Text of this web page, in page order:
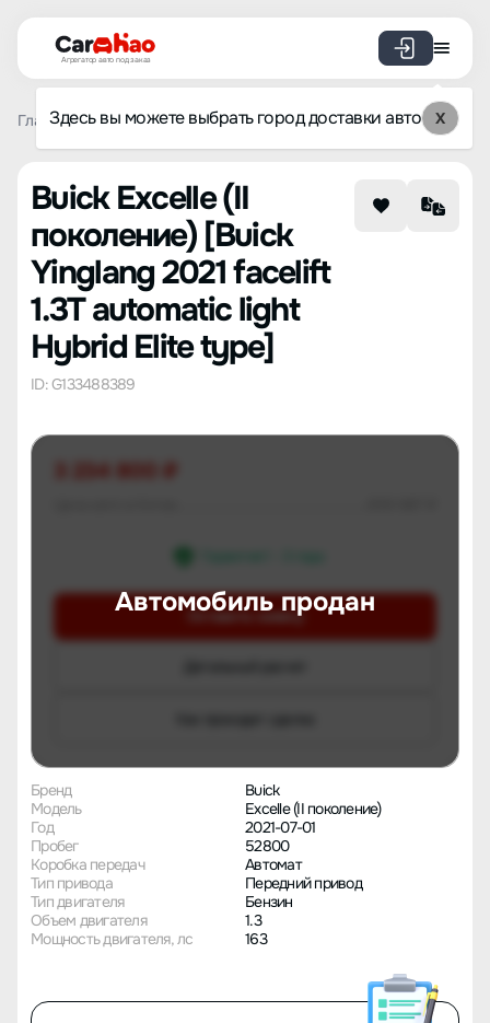
Агрегатор авто под заказ
Здесь вы можете выбрать город доставки авто X
Главная Список брендов Buick Excelle (II поколение)
Buick Excelle (II
поколение) [Buick
Yinglang 2021 facelift
1.3T automatic light
Hybrid Elite type]
ID: G133488389
Автомобиль продан
3 234 800 ₽
Оставить заявку
Бренд
Buick
Модель
Excelle (II поколение)
Год
2021-07-01
Пробег
52800
Коробка передач
Автомат
Тип привода
Передний привод
Тип двигателя
Бензин
Объем двигателя
1.3
Мощность двигателя, лс
163